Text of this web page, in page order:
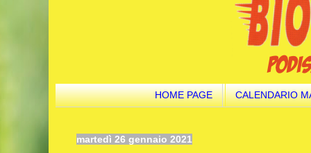
HOME PAGE CALENDARIO
martedì 26 gennaio 2021